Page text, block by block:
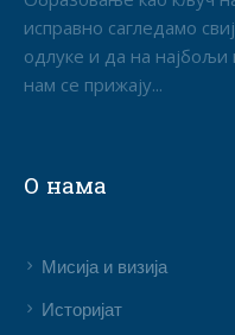
исправно сагледамо
одлуке и да на најбољи
нам се прижају...
О нама
Мисија и визија
Историјат